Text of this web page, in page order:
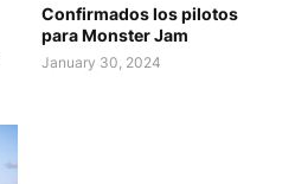
Confirmados los pilotos
para Monster Jam
January 30, 2024